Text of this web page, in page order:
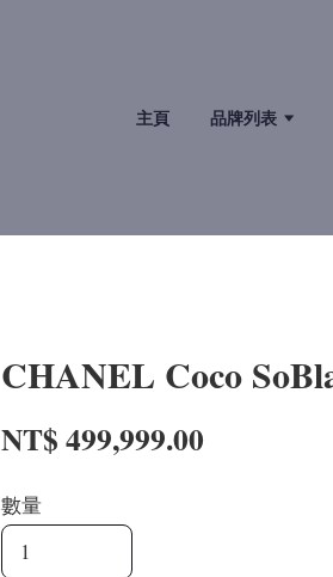
主頁 品牌列表
CHANEL Coco
NT$ 499,999.00
數量